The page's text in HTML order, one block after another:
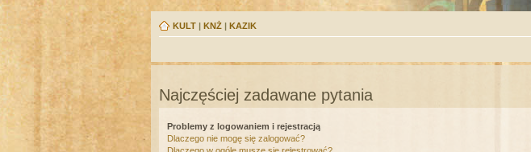
KULT | KNŻ | KAZIK
Najczęściej zadawane pytania
Problemy z logowaniem i rejestracją
Dlaczego nie mogę się zalogować?